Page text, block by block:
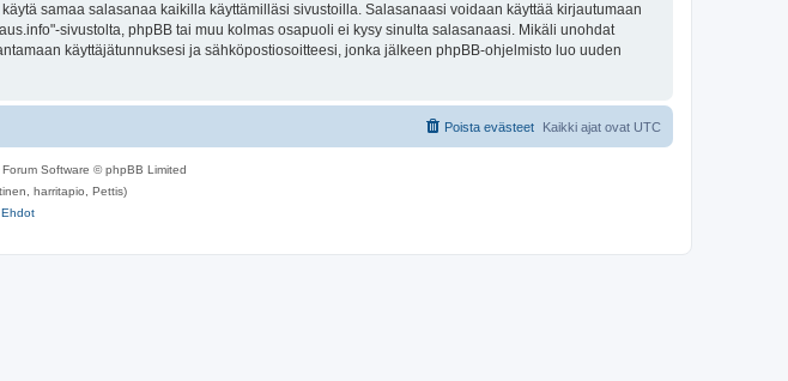
samaa salasanaa kaikilla käyttämilläsi sivustoilla. Salasanaasi voidaan käyttää kirjautumaan
sivustolta, phpBB tai muu kolmas osapuoli ei kysy sinulta salasanaasi. Mikäli unohdat
käyttäjätunnuksesi ja sähköpostiosoitteesi, jonka jälkeen phpBB-ohjelmisto luo uuden
Kaikki ajat ovat UTC
Poista evästeet
Software © phpBB Limited
harritapio, Pettis)
Ehdot